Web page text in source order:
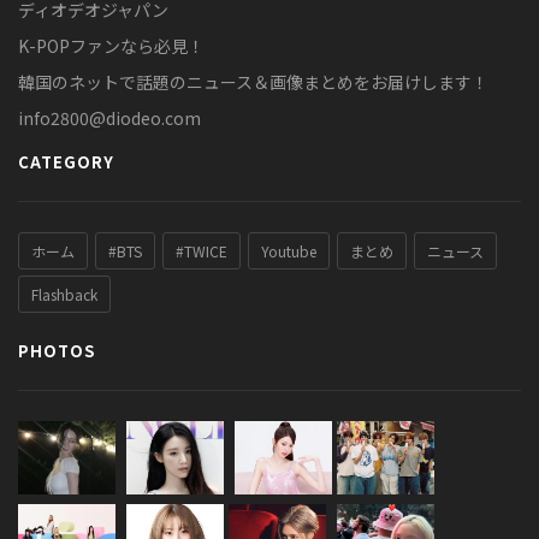
ディオデオジャパン
K-POPファンなら必見！
韓国のネットで話題のニュース＆画像まとめをお届けします！
info2800@diodeo.com
CATEGORY
ホーム #BTS #TWICE Youtube まとめ ニュース
Flashback
PHOTOS